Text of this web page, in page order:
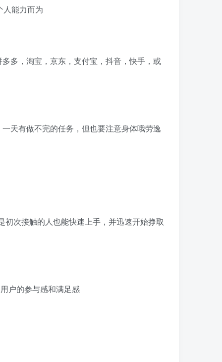
人能力而为
多，淘宝，京东，支付宝，抖音，快手，或
天有做不完的任务，但也要注意身体哦劳逸
初次接触的人也能快速上手，并迅速开始挣取
户的参与感和满足感